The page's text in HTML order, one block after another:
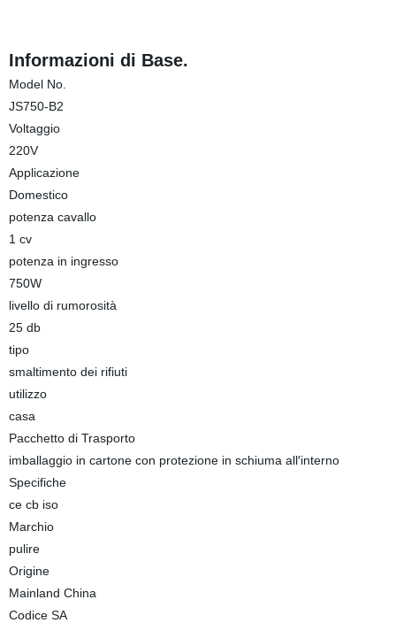
Informazioni di Base.
Model No.
JS750-B2
Voltaggio
220V
Applicazione
Domestico
potenza cavallo
1 cv
potenza in ingresso
750W
livello di rumorosità
25 db
tipo
smaltimento dei rifiuti
utilizzo
casa
Pacchetto di Trasporto
imballaggio in cartone con protezione in schiuma all′interno
Specifiche
ce cb iso
Marchio
pulire
Origine
Mainland China
Codice SA